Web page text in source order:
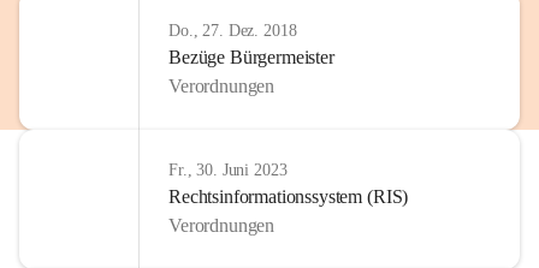
Do., 27. Dez. 2018
Bezüge Bürgermeister
Verordnungen
Fr., 30. Juni 2023
Rechtsinformationssystem (RIS)
Verordnungen